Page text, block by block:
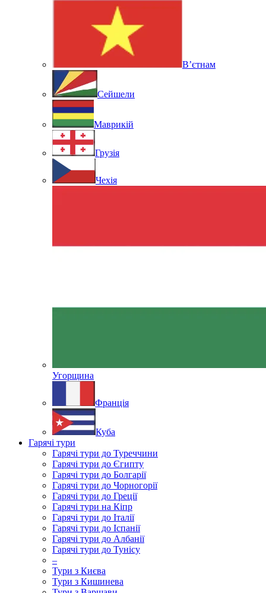
В’єтнам
Сейшели
Маврикій
Грузія
Чехія
Угорщина
Франція
Куба
Гарячі тури
Гарячі тури до Туреччини
Гарячі тури до Єгипту
Гарячі тури до Болгарії
Гарячі тури до Чорногорії
Гарячі тури до Греції
Гарячі тури на Кіпр
Гарячі тури до Італії
Гарячі тури до Іспанії
Гарячі тури до Албанії
Гарячі тури до Тунісу
–
Тури з Києва
Тури з Кишинева